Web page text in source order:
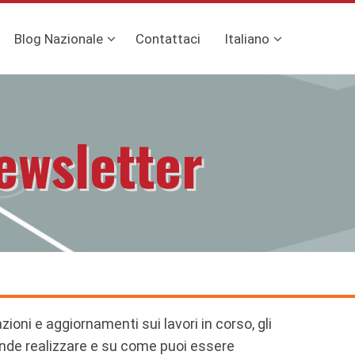
Blog Nazionale Contattaci Italiano
e aggiornamenti sui lavori in corso, gli
realizzare e su come puoi essere